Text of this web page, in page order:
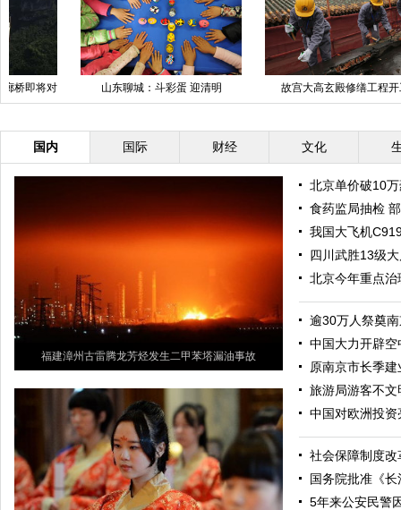
百态：村里的“时尚青年” 杭州路面塌陷 大坑占近全部车道
国内 国际 财经 文化
福建漳州古雷腾龙芳烃发生二甲苯塔漏油事故
北京单价破10
食药监局抽检
我国大飞机
四川武胜13级
北京今年重点治
逾30万人祭奠
中国大力开辟
原南京市长季
旅游局游客不
中国对欧洲投资
社会保障制度
国务院批准《
5年来公安民警